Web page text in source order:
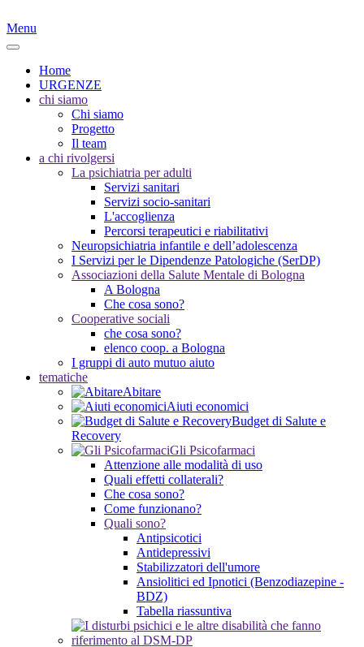
Menu
Home
URGENZE
chi siamo
Chi siamo
Progetto
Il team
a chi rivolgersi
La psichiatria per adulti
Servizi sanitari
Servizi socio-sanitari
L'accoglienza
Percorsi terapeutici e riabilitativi
Neuropsichiatria infantile e dell’adolescenza
I Servizi per le Dipendenze Patologiche (SerDP)
Associazioni della Salute Mentale di Bologna
A Bologna
Che cosa sono?
Cooperative sociali
che cosa sono?
elenco coop. a Bologna
I gruppi di auto mutuo aiuto
tematiche
Abitare
Aiuti economici
Budget di Salute e
Recovery
Gli Psicofarmaci
Attenzione alle modalità di uso
Quali effetti collaterali?
Che cosa sono?
Come funzionano?
Quali sono?
Antipsicotici
Antidepressivi
Stabilizzatori dell'umore
Ansiolitici ed Ipnotici (Benzodiazepine -
BDZ)
Tabella riassuntiva